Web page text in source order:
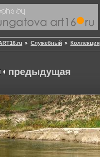
Служебный Коллекция
предыдущая